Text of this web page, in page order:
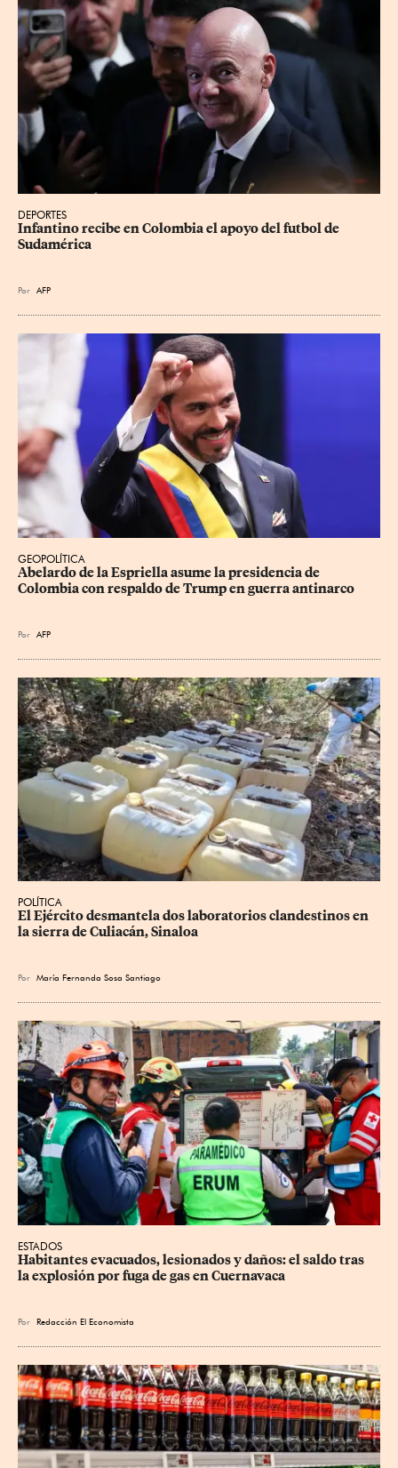
DEPORTES
Infantino recibe en Colombia el apoyo del futbol de
Sudamérica
Por AFP
GEOPOLÍTICA
Abelardo de la Espriella asume la presidencia de
Colombia con respaldo de Trump en guerra antinarco
Por AFP
POLÍTICA
El Ejército desmantela dos laboratorios clandestinos en
la sierra de Culiacán, Sinaloa
Por María Fernanda Sosa Santiago
ESTADOS
Habitantes evacuados, lesionados y daños: el saldo tras
la explosión por fuga de gas en Cuernavaca
Por Redacción El Economista